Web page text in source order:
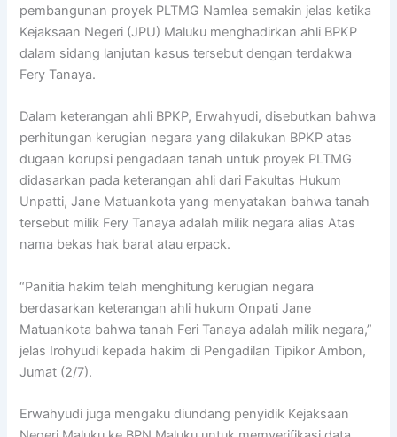
pembangunan proyek PLTMG Namlea semakin jelas ketika
Kejaksaan Negeri (JPU) Maluku menghadirkan ahli BPKP
dalam sidang lanjutan kasus tersebut dengan terdakwa
Fery Tanaya.
Dalam keterangan ahli BPKP, Erwahyudi, disebutkan bahwa
perhitungan kerugian negara yang dilakukan BPKP atas
dugaan korupsi pengadaan tanah untuk proyek PLTMG
didasarkan pada keterangan ahli dari Fakultas Hukum
Unpatti, Jane Matuankota yang menyatakan bahwa tanah
tersebut milik Fery Tanaya adalah milik negara alias Atas
nama bekas hak barat atau erpack.
“Panitia hakim telah menghitung kerugian negara
berdasarkan keterangan ahli hukum Onpati Jane
Matuankota bahwa tanah Feri Tanaya adalah milik negara,”
jelas Irohyudi kepada hakim di Pengadilan Tipikor Ambon,
Jumat (2/7).
Erwahyudi juga mengaku diundang penyidik Kejaksaan